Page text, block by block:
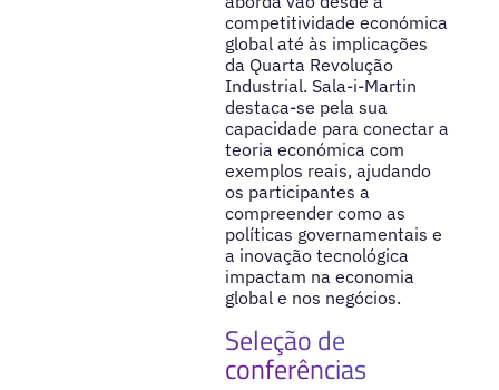
competitividade económica
global até às implicações
da Quarta Revolução
Industrial. Sala-i-Martin
destaca-se pela sua
capacidade para conectar a
teoria económica com
exemplos reais, ajudando
os participantes a
compreender como as
políticas governamentais e
a inovação tecnológica
impactam na economia
global e nos negócios.
Seleção de
conferências